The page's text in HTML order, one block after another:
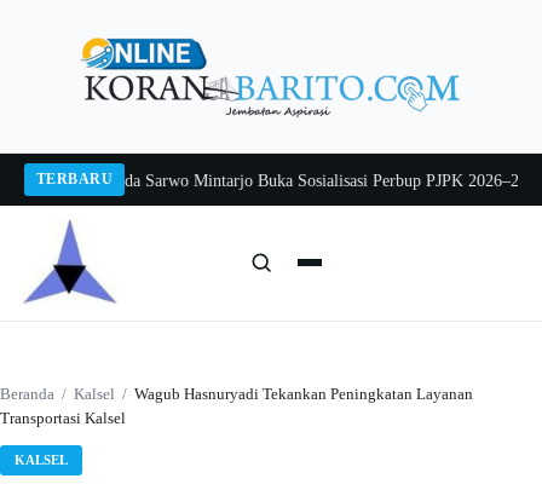
TERBARU
2026Pj Sekda Sarwo Mintarjo Buka Sosialisasi Perbup PJPK 2026–2030
Beranda / Kalsel / Wagub Hasnuryadi Tekankan Peningkatan Layanan
Transportasi Kalsel
KALSEL